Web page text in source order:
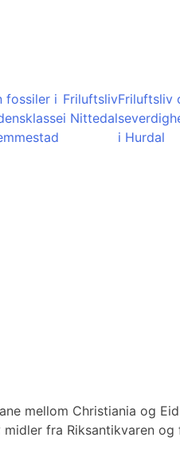
fossiler i Friluftsliv
i Nittedal
Friluftsliv
i Hurdal
mellom Christiania og
fra Riksantikvaren